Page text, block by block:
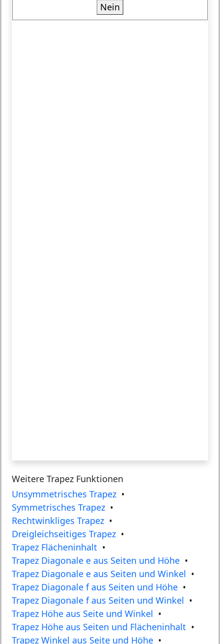
Nein
Weitere Trapez Funktionen
Unsymmetrisches Trapez •
Symmetrisches Trapez •
Rechtwinkliges Trapez •
Dreigleichseitiges Trapez •
Trapez Flächeninhalt •
Trapez Diagonale e aus Seiten und Höhe •
Trapez Diagonale e aus Seiten und Winkel •
Trapez Diagonale f aus Seiten und Höhe •
Trapez Diagonale f aus Seiten und Winkel •
Trapez Höhe aus Seite und Winkel •
Trapez Höhe aus Seiten und Flächeninhalt •
Trapez Winkel aus Seite und Höhe •